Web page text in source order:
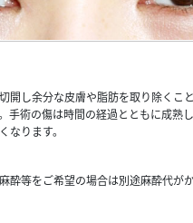
開し余分な皮膚や脂肪を取り除くこ
手術の傷は時間の経過とともに成熟
なります。
酔等をご希望の場合は別途麻酔代がか